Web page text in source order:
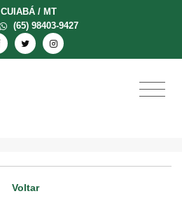
CUIABÁ / MT
(65) 98403-9427
Voltar